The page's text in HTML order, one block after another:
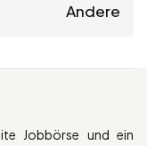
Andere
Jobbörse und ein